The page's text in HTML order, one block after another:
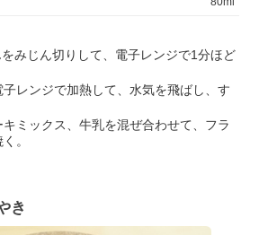
みじん切りして、電子レンジで1分ほど
レンジで加熱して、水気を飛ばし、す
ミックス、牛乳を混ぜ合わせて、フラ
。
き